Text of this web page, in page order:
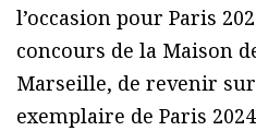
l’occasion pour Paris
concours de la Maison
Marseille, de revenir
exemplaire de Paris